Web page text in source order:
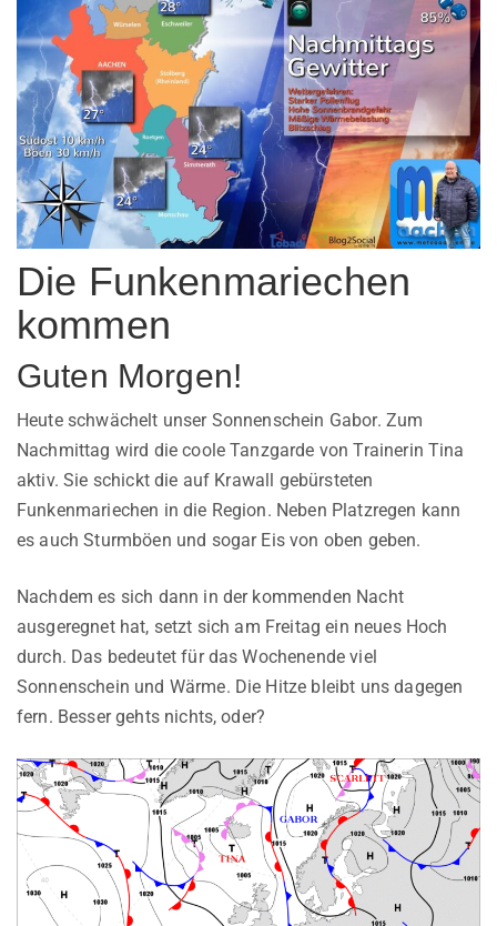
Die Funkenmariechen
kommen
Guten Morgen!
Heute schwächelt unser Sonnenschein Gabor. Zum
Nachmittag wird die coole Tanzgarde von Trainerin Tina
aktiv. Sie schickt die auf Krawall gebürsteten
Funkenmariechen in die Region. Neben Platzregen kann
es auch Sturmböen und sogar Eis von oben geben.
Nachdem es sich dann in der kommenden Nacht
ausgeregnet hat, setzt sich am Freitag ein neues Hoch
durch. Das bedeutet für das Wochenende viel
Sonnenschein und Wärme. Die Hitze bleibt uns dagegen
fern. Besser gehts nichts, oder?